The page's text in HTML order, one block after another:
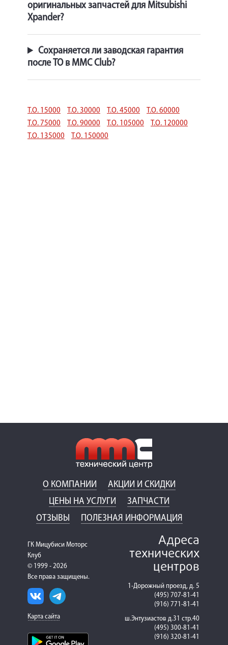
оригинальных запчастей для Mitsubishi
Xpander?
Сохраняется ли заводская гарантия
после ТО в MMC Club?
Т.О. 15000 Т.О. 30000 Т.О. 45000
Т.О. 60000
Т.О. 75000
Т.О. 90000 Т.О. 105000
Т.О. 120000
Т.О. 135000
Т.О. 150000
О КОМПАНИИ
АКЦИИ И СКИДКИ
ЦЕНЫ НА УСЛУГИ
ЗАПЧАСТИ
ОТЗЫВЫ
ПОЛЕЗНАЯ ИНФОРМАЦИЯ
ГК Мицубиси Моторс
Клуб
© 1999 - 2026
Все права защищены.
Карта сайта
Адреса
технических
центров
1-Дорожный проезд, д. 5
(495) 707-81-41
(916) 771-81-41
ш.Энтузиастов д.31 стр.40
(495) 300-81-41
(916) 320-81-41